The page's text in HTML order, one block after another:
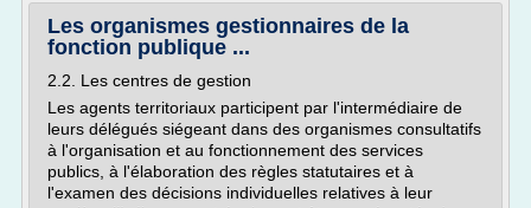
Les organismes gestionnaires de la
fonction publique ...
2.2. Les centres de gestion
Les agents territoriaux participent par l'intermédiaire de
leurs délégués siégeant dans des organismes consultatifs
à l'organisation et au fonctionnement des services
publics, à l'élaboration des règles statutaires et à
l'examen des décisions individuelles relatives à leur